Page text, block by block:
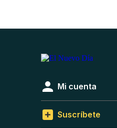
Mi cuenta
Suscríbete